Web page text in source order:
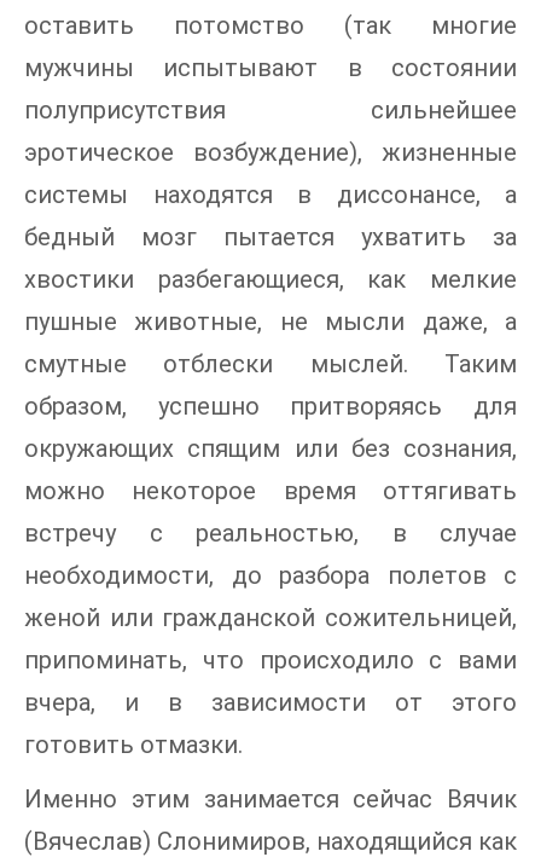
оставить потомство (так многие
мужчины испытывают в состоянии
полуприсутствия сильнейшее
эротическое возбуждение), жизненные
системы находятся в диссонансе, а
бедный мозг пытается ухватить за
хвостики разбегающиеся, как мелкие
пушные животные, не мысли даже, а
смутные отблески мыслей. Таким
образом, успешно притворяясь для
окружающих спящим или без сознания,
можно некоторое время оттягивать
встречу с реальностью, в случае
необходимости, до разбора полетов с
женой или гражданской сожительницей,
припоминать, что происходило с вами
вчера, и в зависимости от этого
готовить отмазки.
Именно этим занимается сейчас Вячик
(Вячеслав) Слонимиров, находящийся как